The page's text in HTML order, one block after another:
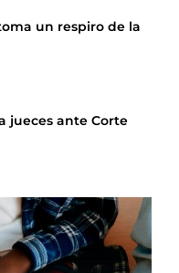
un respiro de la
jueces ante Corte